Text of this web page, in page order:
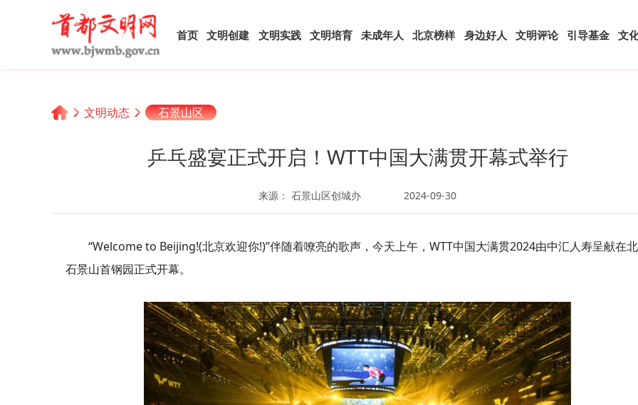
首页 文明创建 文明实践 文明培育 未成年人 北京榜样 身边好人 文明评论 引导基金 文
文明动态 石景山区
乒乓盛宴正式开启！WTT中国大满贯开幕式举行
来源： 石景山区创城办 2024-09-30
“Welcome to Beijing!(北京欢迎你!)”伴随着嘹亮的歌声，今天上午，WTT中国大满贯2024由中汇人寿呈献在
石景山首钢园正式开幕。